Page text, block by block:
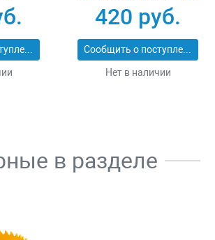
Сообщить о поступлении
22015-1-18_z01
420 руб.
Сообщить о поступлении
Нет в наличии
в разделе